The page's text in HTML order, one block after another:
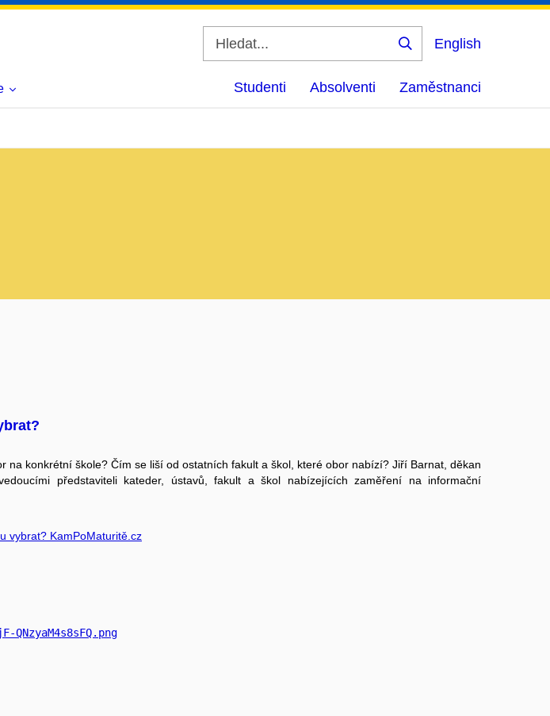
Vyhledat
English
Studenti Absolventi Zaměstnanci
na konkrétní škole? Čím se liší od ostatních fakult a škol, které obor nabízí? Jiří Barnat, děkan
představiteli kateder, ústavů, fakult a škol nabízejících zaměření na informační
vybrat? KamPoMaturitě.cz